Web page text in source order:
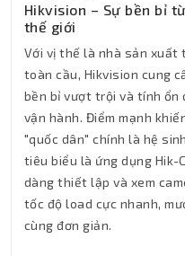
Hikvision – Sự bền bỉ
thế giới
Với vị thế là nhà sản
toàn cầu, Hikvision cung
bền bỉ vượt trội và tính ổn
vận hành. Điểm mạnh
"quốc dân" chính là hệ
tiêu biểu là ứng dụng Hik-
dàng thiết lập và xem
tốc độ load cực nhanh,
cùng đơn giản.